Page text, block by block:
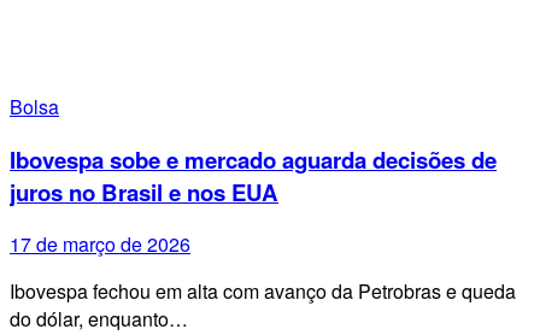
Bolsa
Ibovespa sobe e mercado aguarda decisões de
juros no Brasil e nos EUA
17 de março de 2026
Ibovespa fechou em alta com avanço da Petrobras e queda
do dólar, enquanto…